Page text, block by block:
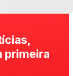
primeira